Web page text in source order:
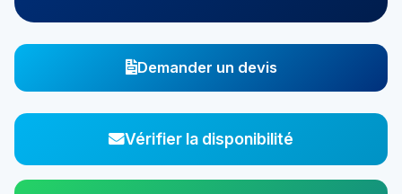
Demander un devis
Vérifier la disponibilité